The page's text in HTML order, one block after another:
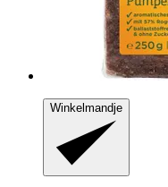
Winkelmandje